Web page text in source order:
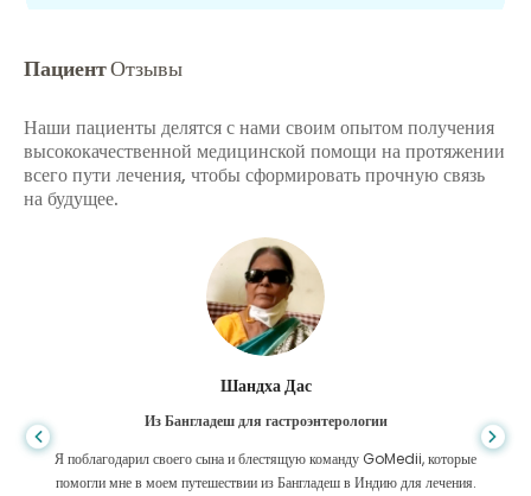
ПациентОтзывы
Наши пациенты делятся с нами своим опытом получения
высококачественной медицинской помощи на протяжении
всего пути лечения, чтобы сформировать прочную связь
на будущее.
Шандха Дас
Из Бангладеш для гастроэнтерологии
Я поблагодарил своего сына и блестящую команду GoMedii, которые
помогли мне в моем путешествии из Бангладеш в Индию для лечения.